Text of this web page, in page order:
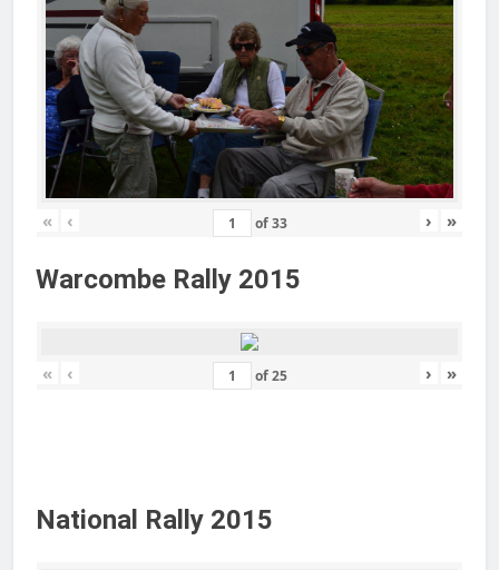
« ‹ of33 › »
Warcombe Rally 2015
« ‹ of25 › »
National Rally 2015